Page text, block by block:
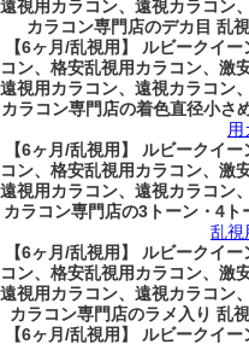
遠視用カラコン、遠視カラコン
カラコン専門店のデカ目 乱
【6ヶ月/乱視用】 ルビークイ
コン、格安乱視用カラコン、激
遠視用カラコン、遠視カラコン
カラコン専門店の着色直径小さ
用
【6ヶ月/乱視用】 ルビークイ
コン、格安乱視用カラコン、激
遠視用カラコン、遠視カラコン
カラコン専門店の3トーン・4ト
乱視
【6ヶ月/乱視用】 ルビークイ
コン、格安乱視用カラコン、激
遠視用カラコン、遠視カラコン
カラコン専門店のラメ入り 乱
【6ヶ月/乱視用】 ルビークイ